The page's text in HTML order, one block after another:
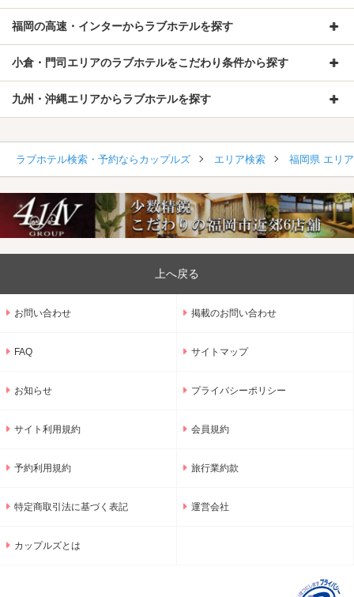
福岡の高速・インターからラブホテルを探す
小倉・門司エリアのラブホテルをこだわり条件から探す
九州・沖縄エリアからラブホテルを探す
ラブホテル検索・予約ならカップルズ エリア検索 福岡県 エリ
上へ戻る
お問い合わせ 掲載のお問い合わせ
FAQ サイトマップ
お知らせ プライバシーポリシー
サイト利用規約 会員規約
予約利用規約 旅行業約款
特定商取引法に基づく表記 運営会社
カップルズとは